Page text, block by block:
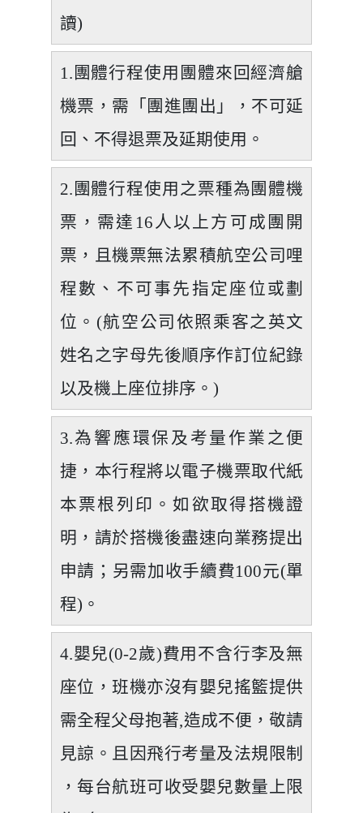
讀)
1.團體行程使用團體來回經濟艙
機票，需「團進團出」，不可延
回、不得退票及延期使用。
2.團體行程使用之票種為團體機
票，需達16人以上方可成團開
票，且機票無法累積航空公司哩
程數、不可事先指定座位或劃
位。(航空公司依照乘客之英文
姓名之字母先後順序作訂位紀錄
以及機上座位排序。)
3.為響應環保及考量作業之便
捷，本行程將以電子機票取代紙
本票根列印。如欲取得搭機證
明，請於搭機後盡速向業務提出
申請；另需加收手續費100元(單
程)。
4.嬰兒(0-2歲)費用不含行李及無
座位，班機亦沒有嬰兒搖籃提供
需全程父母抱著,造成不便，敬請
見諒。且因飛行考量及法規限制
，每台航班可收受嬰兒數量上限